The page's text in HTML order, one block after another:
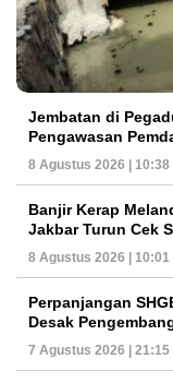
Jembatan di
Pengawasan
8 Agustus 2026 | 10:38
Banjir Kerap
Jakbar Turun Cek
8 Agustus 2026 | 10:01
Perpanjangan
Desak
7 Agustus 2026 | 21:15